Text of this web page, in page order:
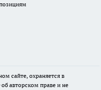
сайте, охраняется в
авторском праве и не